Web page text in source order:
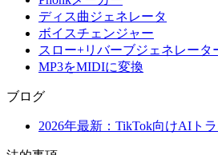
ディス曲ジェネレータ
ボイスチェンジャー
スロー+リバーブジェネレータ
MP3をMIDIに変換
ブログ
2026年最新：TikTok向けAIト